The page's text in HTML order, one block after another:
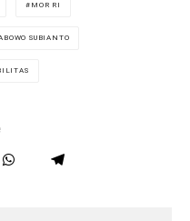
MOR RI
SUBIANTO